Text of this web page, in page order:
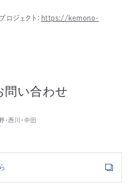
ジェクト： https://kemono-
問い合わせ
西川・中田